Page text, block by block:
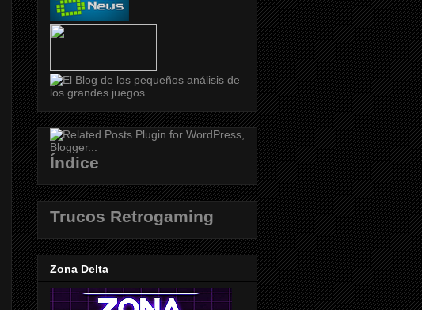
Índice
Trucos Retrogaming
Zona Delta